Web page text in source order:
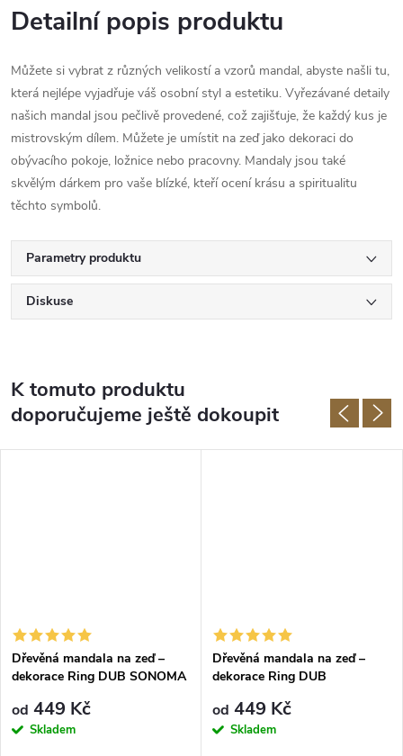
Detailní popis produktu
Můžete si vybrat z různých velikostí a vzorů mandal, abyste našli tu,
která nejlépe vyjadřuje váš osobní styl a estetiku. Vyřezávané detaily
našich mandal jsou pečlivě provedené, což zajišťuje, že každý kus je
mistrovským dílem. Můžete je umístit na zeď jako dekoraci do
obývacího pokoje, ložnice nebo pracovny. Mandaly jsou také
skvělým dárkem pro vaše blízké, kteří ocení krásu a spiritualitu
těchto symbolů.
Parametry produktu
Diskuse
K tomuto produktu
doporučujeme ještě dokoupit
Dřevěná mandala na zeď –
dekorace Ring DUB SONOMA
od 449 Kč
Skladem
Dřevěná mandala na zeď –
dekorace Ring DUB
od 449 Kč
Skladem